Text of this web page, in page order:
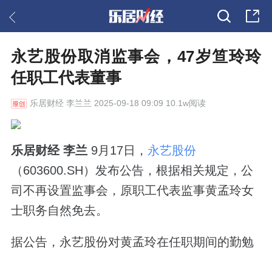
永艺股份取消监事会，47岁笪玲玲
任职工代表董事
乐居财经李兰兰 2025-09-18 09:09 10.1w阅读
乐居财经 李兰 9月17日， 永艺股份
（603600.SH）发布公告，根据相关规定，公
司不再设置监事会，原职工代表监事黄孟玲女
士职务自然免去。
据公告，永艺股份对黄孟玲在任职期间的勤勉